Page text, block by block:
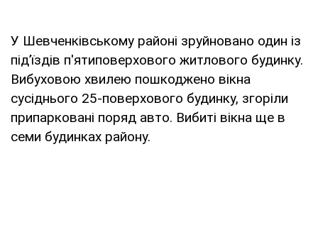
У Шевченківському районі зруйновано один із
під’їздів п'ятиповерхового житлового будинку.
Вибуховою хвилею пошкоджено вікна
сусіднього 25-поверхового будинку, згоріли
припарковані поряд авто. Вибиті вікна ще в
семи будинках району.